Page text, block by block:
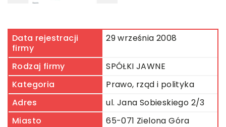
Data rejestracji
firmy
29 września 2008
Rodzaj firmy
SPÓŁKI JAWNE
Kategoria
Prawo, rząd i polityka
Adres
ul. Jana Sobieskiego 2/3
Miasto
65-071 Zielona Góra